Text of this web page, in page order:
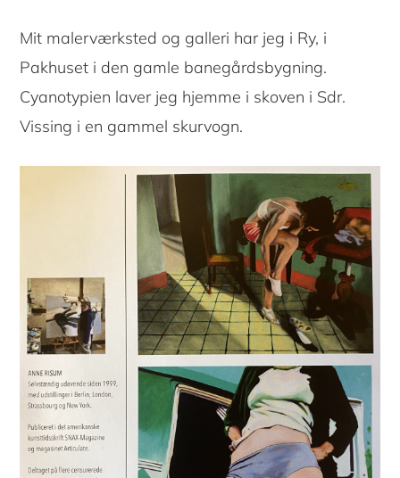
Mit malerværksted og galleri har jeg i Ry, i
Pakhuset i den gamle banegårdsbygning.
Cyanotypien laver jeg hjemme i skoven i Sdr.
Vissing i en gammel skurvogn.